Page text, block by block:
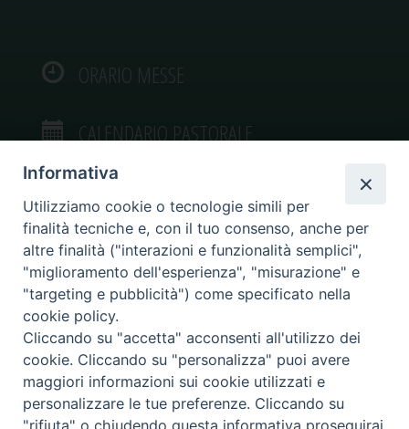
ORARIO MESSE
CALENDARIO PASTORALE
VIDEOGALLERY
PHOTOGALLERY
Diocesi di Caltagirone
Informativa
Utilizziamo cookie o tecnologie simili per
finalità tecniche e, con il tuo consenso, anche per
altre finalità ("interazioni e funzionalità semplici",
"miglioramento dell'esperienza", "misurazione" e
"targeting e pubblicità") come specificato nella
cookie policy.
Cliccando su "accetta" acconsenti all'utilizzo dei
cookie. Cliccando su "personalizza" puoi avere
maggiori informazioni sui cookie utilizzati e
personalizzare le tue preferenze. Cliccando su